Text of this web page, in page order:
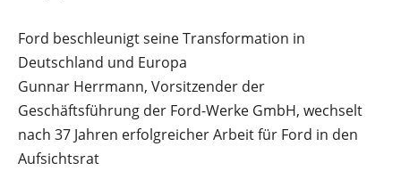
Ford beschleunigt seine Transformation in
Deutschland und Europa
Gunnar Herrmann, Vorsitzender der
Geschäftsführung der Ford-Werke GmbH, wechselt
nach 37 Jahren erfolgreicher Arbeit für Ford in den
Aufsichtsrat